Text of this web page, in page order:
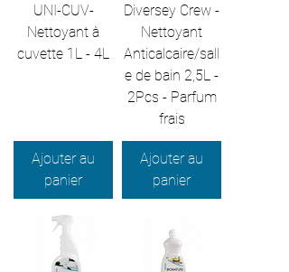
UNI-CUV-
Nettoyant à
cuvette 1L - 4L
Ajouter au
panier
Diversey Crew -
Nettoyant
Anticalcaire/sall
e de bain 2,5L -
2Pcs - Parfum
frais
Ajouter au
panier